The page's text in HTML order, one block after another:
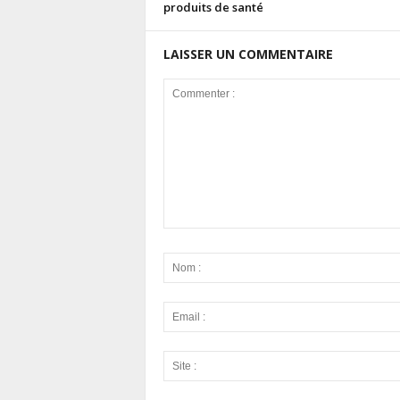
produits de santé
LAISSER UN COMMENTAIRE